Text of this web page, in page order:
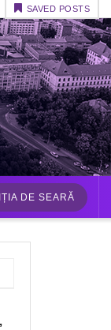
SAVED POSTS
DE SEARĂ